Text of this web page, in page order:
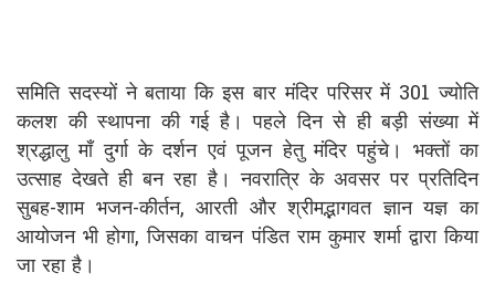
समिति सदस्यों ने बताया कि इस बार मंदिर परिसर में 301 ज्योति
कलश की स्थापना की गई है। पहले दिन से ही बड़ी संख्या में
श्रद्धालु माँ दुर्गा के दर्शन एवं पूजन हेतु मंदिर पहुंचे। भक्तों का
उत्साह देखते ही बन रहा है। नवरात्रि के अवसर पर प्रतिदिन
सुबह-शाम भजन-कीर्तन, आरती और श्रीमद्भागवत ज्ञान यज्ञ का
आयोजन भी होगा, जिसका वाचन पंडित राम कुमार शर्मा द्वारा किया
जा रहा है।